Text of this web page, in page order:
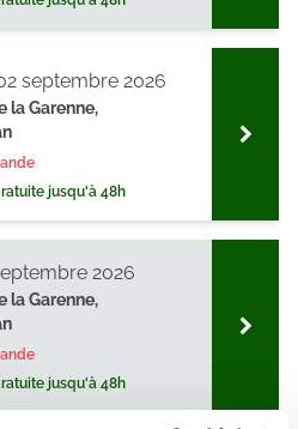
la Garenne,
jusqu'à 48h
septembre 2026
la Garenne,
jusqu'à 48h
2026